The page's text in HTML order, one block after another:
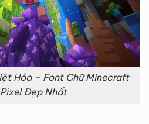
Hóa – Font Chữ Minecraft
Đẹp Nhất